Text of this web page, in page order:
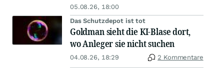
05.08.26, 18:00
Das Schutzdepot ist tot
Goldman sieht die KI-Blase dort,
wo Anleger sie nicht suchen
04.08.26, 18:29 2 Kommentare